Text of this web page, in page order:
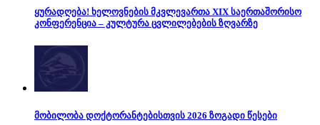
ყურადღება! ხელოვნების მკვლევართა XIX საერთაშორისო
კონფერენცია – კულტურა ცვლილებების ზღვარზე
მობილობა დოქტორანტებისთვის 2026 ზოგადი წესები